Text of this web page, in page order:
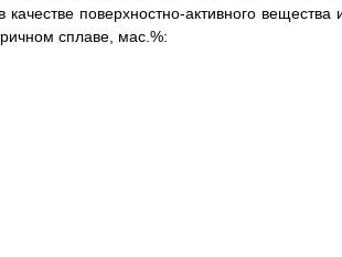
поверхностно-активного вещества
сплаве, мас.%: